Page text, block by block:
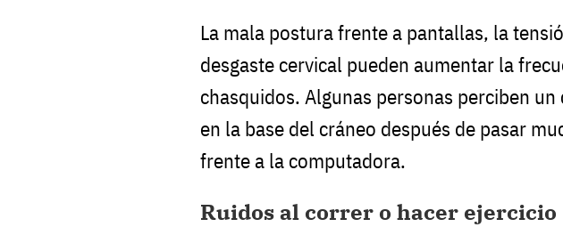
La mala postura frente a pantallas, la
desgaste cervical pueden aumentar la
chasquidos. Algunas personas perciben
en la base del cráneo después de pasar
frente a la computadora.
Ruidos al correr o hacer ejercicio